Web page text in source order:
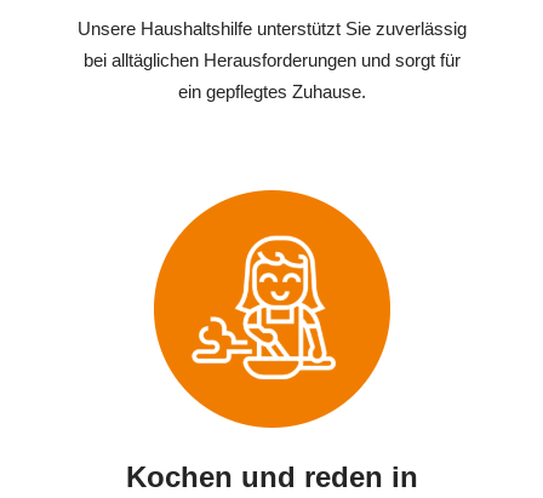
Unsere Haushaltshilfe unterstützt Sie zuverlässig
bei alltäglichen Herausforderungen und sorgt für
ein gepflegtes Zuhause.
Kochen und reden in